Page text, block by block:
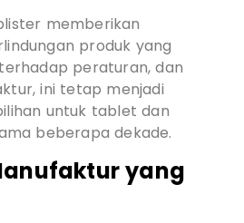
memberikan
produk yang
peraturan, dan
ini tetap menjadi
untuk tablet dan
beberapa dekade.
yang